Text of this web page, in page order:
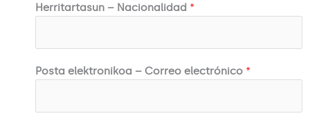
Herritartasun – Nacionalidad *
Posta elektronikoa – Correo electrónico *